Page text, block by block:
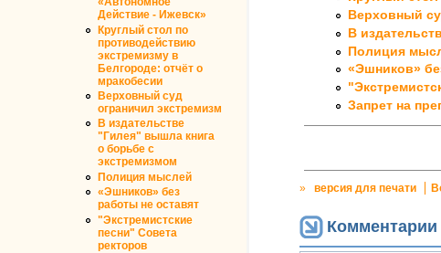
Действие - Ижевск»
Круглый стол по
противодействию
экстремизму в
Белгороде: отчёт о
мракобесии
Верховный суд
ограничил экстремизм
В издательстве
"Гилея" вышла книга
о борьбе с
экстремизмом
Полиция мыслей
«Эшников» без
работы не оставят
"Экстремистские
песни" Совета
ректоров
Верховный
В
Полиция
«Эшников»
Запрет на
» версия для печати
Комментарии